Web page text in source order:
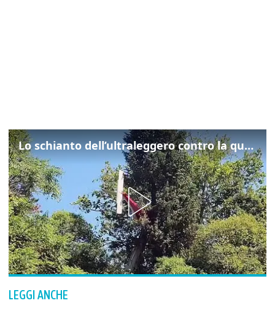
Lo schianto dell’ultraleggero contro la quercia: cosa è successo a Rivarotta
LEGGI ANCHE